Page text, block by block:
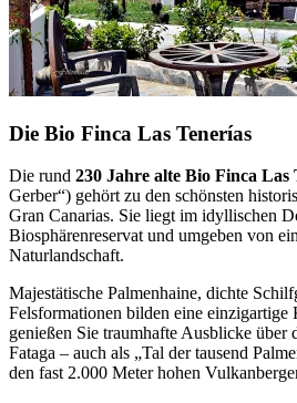
Die Bio Finca Las Tenerías
Die rund 230 Jahre alte Bio Finca Las
Gerber“) gehört zu den schönsten
Gran Canarias. Sie liegt im idyllischen
Biosphärenreservat und umgeben von
Naturlandschaft.
Majestätische Palmenhaine, dichte
Felsformationen bilden eine einzigartige
genießen Sie traumhafte Ausblicke über
Fataga – auch als „Tal der tausend
den fast 2.000 Meter hohen